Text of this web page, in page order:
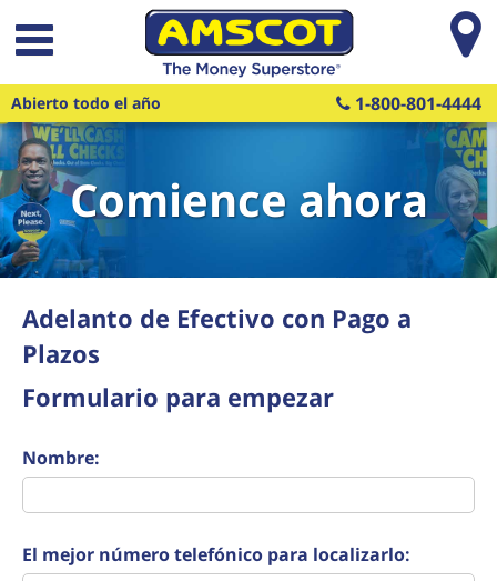
Saltar al contenido principal
Abierto todo el año 1-800-801-4444
Comience ahora
Adelanto de Efectivo con Pago a
Plazos
Formulario para empezar
Nombre:
El mejor número telefónico para localizarlo: